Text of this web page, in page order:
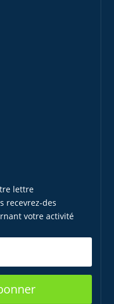
lettre
recevrez-des
votre activité